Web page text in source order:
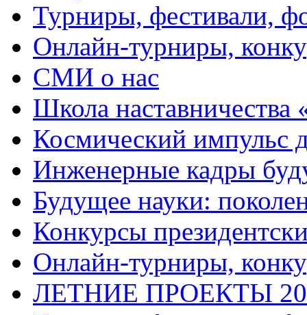
Турниры, фестивали,
Онлайн-турниры,
СМИ о нас
Школа
Космический импульс
Инженерные кадры
Будущее науки:
Конкурсы
Онлайн-турниры,
ЛЕТНИЕ ПРОЕКТЫ